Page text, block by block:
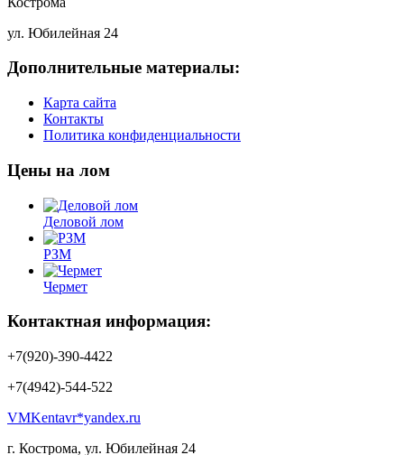
ул. Юбилейная 24
Дополнительные материалы:
Карта сайта
Контакты
Политика конфиденциальности
Цены на лом
Деловой лом
РЗМ
Чермет
Контактная информация:
+7(920)-390-4422
+7(4942)-544-522
VMKentavr*yandex.ru
г. Кострома, ул. Юбилейная 24